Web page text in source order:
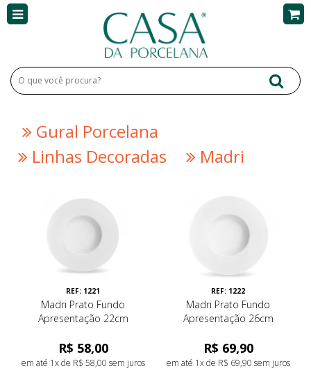
Gural Porcelana
Linhas Decoradas
Madri
REF: 1221
Madri Prato Fundo
Apresentação 22cm
R$ 58,00
em até 1x de R$ 58,00 sem juros
REF: 1222
Madri Prato Fundo
Apresentação 26cm
R$ 69,90
em até 1x de R$ 69,90 sem juros